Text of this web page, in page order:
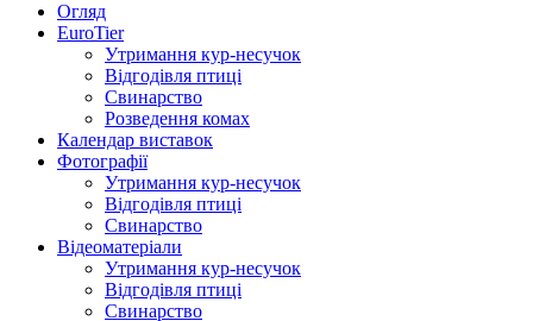
Огляд
EuroTier
Утримання кур-несучок
Відгодівля птиці
Свинарство
Розведення комах
Календар виставок
Фотографії
Утримання кур-несучок
Відгодівля птиці
Свинарство
Відеоматеріали
Утримання кур-несучок
Відгодівля птиці
Свинарство